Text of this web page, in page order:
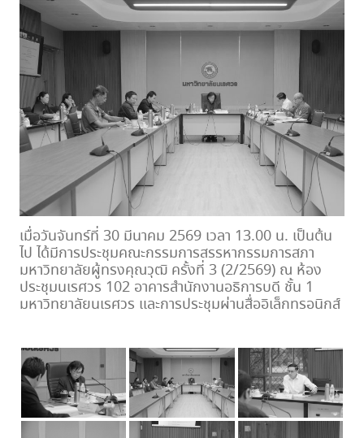
เมื่อวันจันทร์ที่ 30 มีนาคม 2569 เวลา 13.00 น. เป็นต้น
ไป ได้มีการประชุมคณะกรรมการสรรหากรรมการสภา
มหาวิทยาลัยผู้ทรงคุณวุฒิ ครั้งที่ 3 (2/2569) ณ ห้อง
ประชุมนเรศวร 102 อาคารสำนักงานอธิการบดี ชั้น 1
มหาวิทยาลัยนเรศวร และการประชุมผ่านสื่ออิเล็กทรอนิกส์